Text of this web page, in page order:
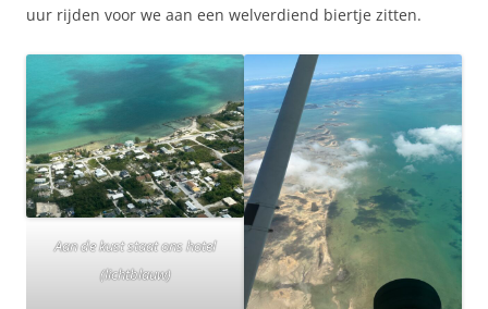
uur rijden voor we aan een welverdiend biertje zitten.
Aan de kust staat ons hotel
(lichtblauw)